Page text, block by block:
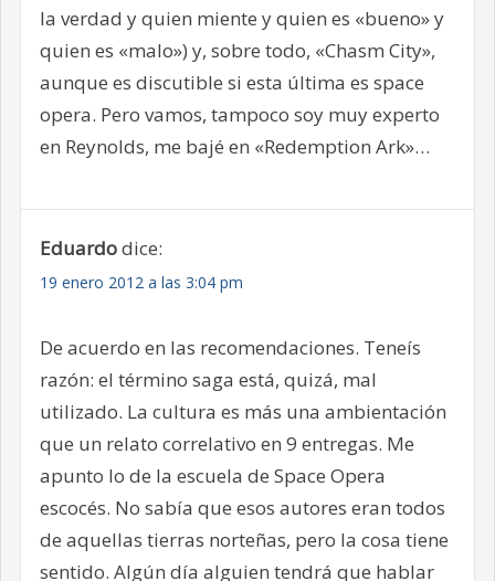
la verdad y quien miente y quien es «bueno» y
quien es «malo») y, sobre todo, «Chasm City»,
aunque es discutible si esta última es space
opera. Pero vamos, tampoco soy muy experto
en Reynolds, me bajé en «Redemption Ark»…
Eduardodice:
19 enero 2012 a las 3:04 pm
De acuerdo en las recomendaciones. Teneís
razón: el término saga está, quizá, mal
utilizado. La cultura es más una ambientación
que un relato correlativo en 9 entregas. Me
apunto lo de la escuela de Space Opera
escocés. No sabía que esos autores eran todos
de aquellas tierras norteñas, pero la cosa tiene
sentido. Algún día alguien tendrá que hablar